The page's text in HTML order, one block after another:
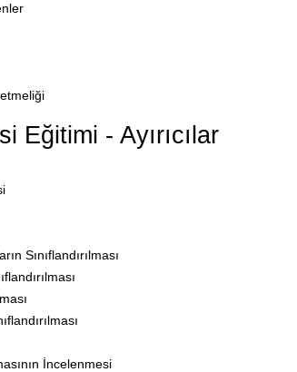
- Ayırıcılar
Sınıflandırılması
İncelenmesi